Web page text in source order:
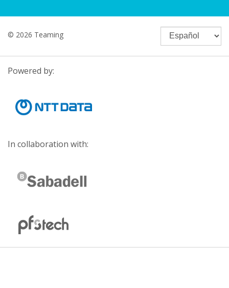
© 2026 Teaming
Powered by:
In collaboration with: